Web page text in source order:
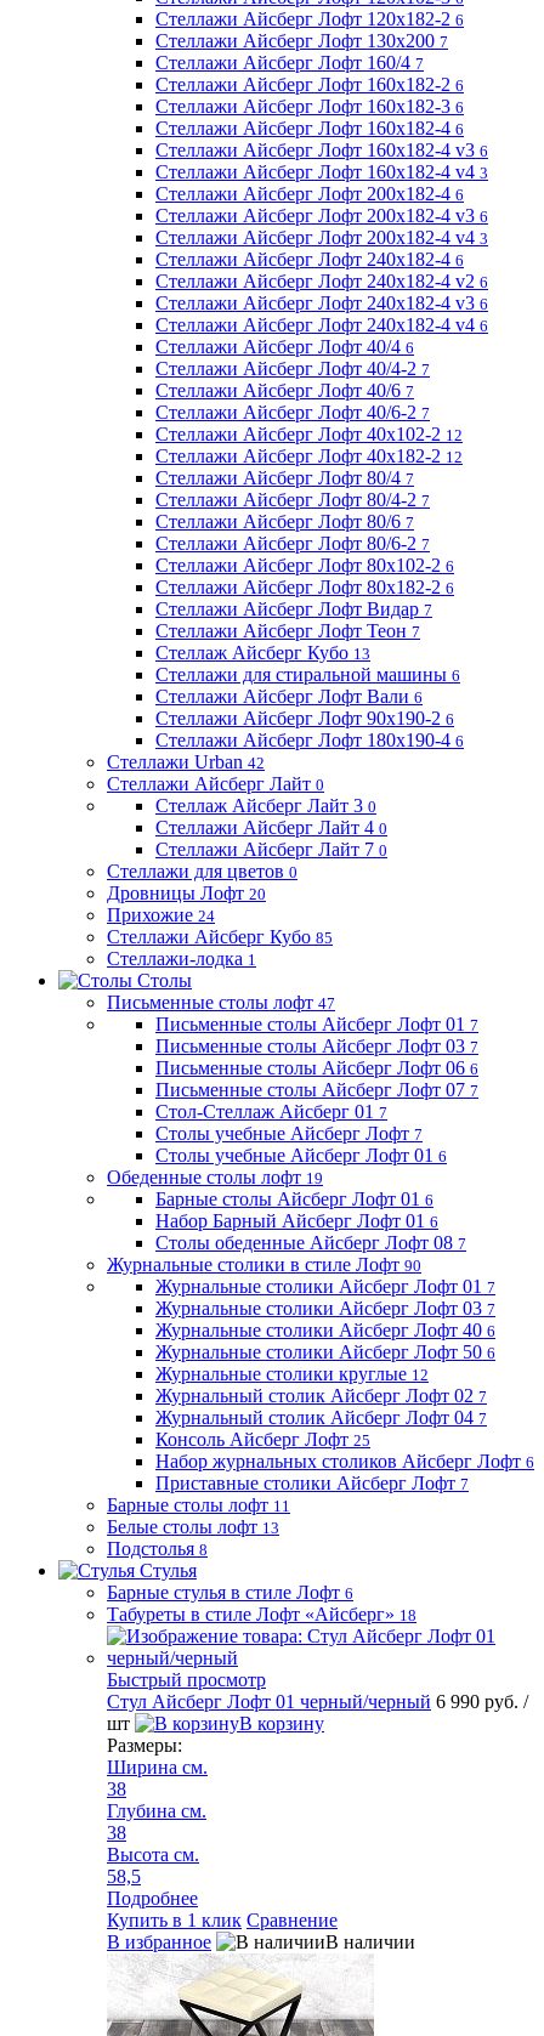
Стеллажи Айсберг Лофт 120х182-2 6
Стеллажи Айсберг Лофт 130х200 7
Стеллажи Айсберг Лофт 160/4 7
Стеллажи Айсберг Лофт 160х182-2 6
Стеллажи Айсберг Лофт 160х182-3 6
Стеллажи Айсберг Лофт 160х182-4 6
Стеллажи Айсберг Лофт 160х182-4 v3 6
Стеллажи Айсберг Лофт 160х182-4 v4 3
Стеллажи Айсберг Лофт 200х182-4 6
Стеллажи Айсберг Лофт 200х182-4 v3 6
Стеллажи Айсберг Лофт 200х182-4 v4 3
Стеллажи Айсберг Лофт 240х182-4 6
Стеллажи Айсберг Лофт 240х182-4 v2 6
Стеллажи Айсберг Лофт 240х182-4 v3 6
Стеллажи Айсберг Лофт 240х182-4 v4 6
Стеллажи Айсберг Лофт 40/4 6
Стеллажи Айсберг Лофт 40/4-2 7
Стеллажи Айсберг Лофт 40/6 7
Стеллажи Айсберг Лофт 40/6-2 7
Стеллажи Айсберг Лофт 40х102-2 12
Стеллажи Айсберг Лофт 40х182-2 12
Стеллажи Айсберг Лофт 80/4 7
Стеллажи Айсберг Лофт 80/4-2 7
Стеллажи Айсберг Лофт 80/6 7
Стеллажи Айсберг Лофт 80/6-2 7
Стеллажи Айсберг Лофт 80х102-2 6
Стеллажи Айсберг Лофт 80х182-2 6
Стеллажи Айсберг Лофт Видар 7
Стеллажи Айсберг Лофт Теон 7
Стеллаж Айсберг Кубо 13
Стеллажи для стиральной машины 6
Стеллажи Айсберг Лофт Вали 6
Стеллажи Айсберг Лофт 90х190-2 6
Стеллажи Айсберг Лофт 180х190-4 6
Стеллажи Urban 42
Стеллажи Айсберг Лайт 0
Стеллаж Айсберг Лайт 3 0
Стеллажи Айсберг Лайт 4 0
Стеллажи Айсберг Лайт 7 0
Стеллажи для цветов 0
Дровницы Лофт 20
Прихожие 24
Стеллажи Айсберг Кубо 85
Стеллажи-лодка 1
Столы
Письменные столы лофт 47
Письменные столы Айсберг Лофт 01 7
Письменные столы Айсберг Лофт 03 7
Письменные столы Айсберг Лофт 06 6
Письменные столы Айсберг Лофт 07 7
Стол-Стеллаж Айсберг 01 7
Столы учебные Айсберг Лофт 7
Столы учебные Айсберг Лофт 01 6
Обеденные столы лофт 19
Барные столы Айсберг Лофт 01 6
Набор Барный Айсберг Лофт 01 6
Столы обеденные Айсберг Лофт 08 7
Журнальные столики в стиле Лофт 90
Журнальные столики Айсберг Лофт 01 7
Журнальные столики Айсберг Лофт 03 7
Журнальные столики Айсберг Лофт 40 6
Журнальные столики Айсберг Лофт 50 6
Журнальные столики круглые 12
Журнальный столик Айсберг Лофт 02 7
Журнальный столик Айсберг Лофт 04 7
Консоль Айсберг Лофт 25
Набор журнальных столиков Айсберг Лофт 6
Приставные столики Айсберг Лофт 7
Барные столы лофт 11
Белые столы лофт 13
Подстолья 8
Стулья
Барные стулья в стиле Лофт 6
Табуреты в стиле Лофт «Айсберг» 18
Быстрый просмотр
Стул Айсберг Лофт 01 черный/черный 6 990 руб. /
шт
В корзину
Размеры:
Ширина см.
38
Глубина см.
38
Высота см.
58,5
Подробнее
Купить в 1 клик Сравнение
В избранное
В наличии